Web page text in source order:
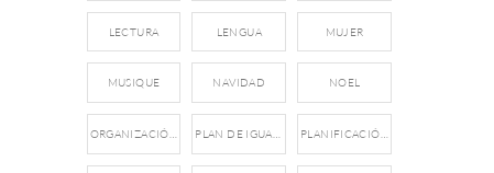
LECTURA LENGUA MUJER
MUSIQUE NAVIDAD NOEL